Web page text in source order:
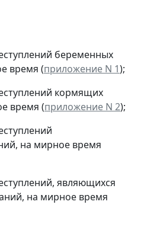
беременных
время (приложение N 1);
кормящих
время (приложение N 2);
на мирное время
являющихся
на мирное время